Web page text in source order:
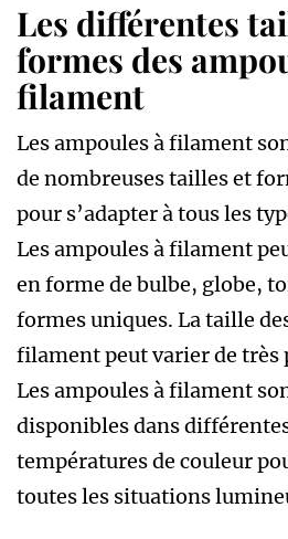
Les différentes
formes des
filament
Les ampoules à filament
de nombreuses tailles et
pour s’adapter à tous les
Les ampoules à filament
en forme de bulbe, globe,
formes uniques. La taille
filament peut varier de très
Les ampoules à filament
disponibles dans
températures de couleur
toutes les situations